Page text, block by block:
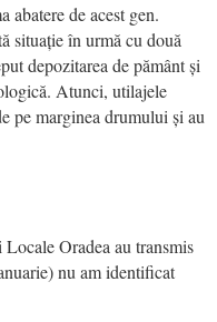
de acest gen.
situație în urmă cu două
depozitarea de pământ și
Atunci, utilajele
pe marginea drumului și au
Oradea au transmis
nu am identificat